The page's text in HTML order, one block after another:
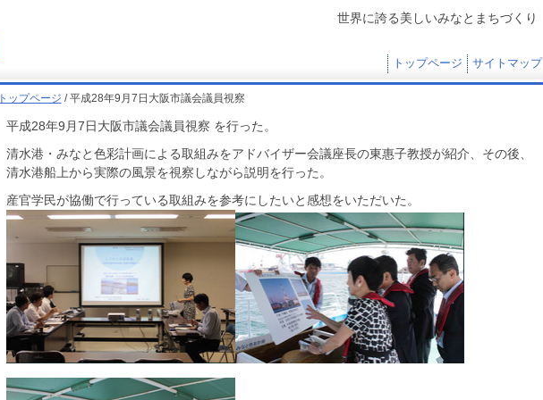
世界に誇る美しいみなとまちづくり
トップページ サイトマップ
トップページ / 平成28年9月7日大阪市議会議員視察
平成28年9月7日大阪市議会議員視察 を行った。
清水港・みなと色彩計画による取組みをアドバイザー会議座長の東惠子教授が紹介、その後、
清水港船上から実際の風景を視察しながら説明を行った。
産官学民が協働で行っている取組みを参考にしたいと感想をいただいた。